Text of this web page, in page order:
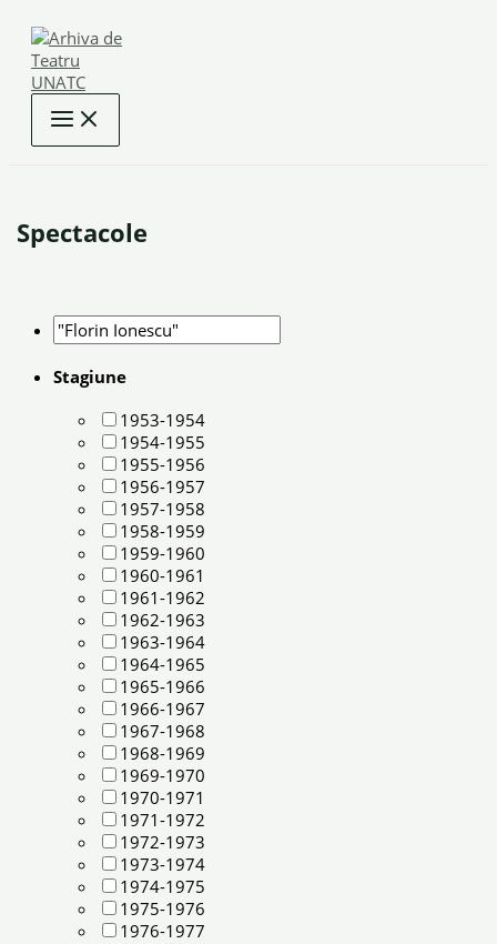
content
Spectacole
Stagiune
1953-1954
1954-1955
1955-1956
1956-1957
1957-1958
1958-1959
1959-1960
1960-1961
1961-1962
1962-1963
1963-1964
1964-1965
1965-1966
1966-1967
1967-1968
1968-1969
1969-1970
1970-1971
1971-1972
1972-1973
1973-1974
1974-1975
1975-1976
1976-1977